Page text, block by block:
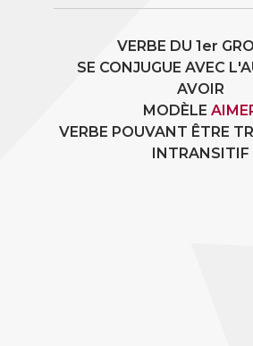
VERBE DU 1er
SE CONJUGUE AVEC
AVOIR
MODÈLE
VERBE POUVANT ÊTRE
INTRANSITIF